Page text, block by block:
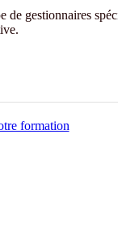
de gestionnaires
formation